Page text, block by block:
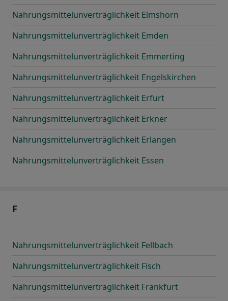
Nahrungsmittelunverträglichkeit Elmshorn
Nahrungsmittelunverträglichkeit Emden
Nahrungsmittelunverträglichkeit Emmerting
Nahrungsmittelunverträglichkeit Engelskirchen
Nahrungsmittelunverträglichkeit Erfurt
Nahrungsmittelunverträglichkeit Erkner
Nahrungsmittelunverträglichkeit Erlangen
Nahrungsmittelunverträglichkeit Essen
F
Nahrungsmittelunverträglichkeit Fellbach
Nahrungsmittelunverträglichkeit Fisch
Nahrungsmittelunverträglichkeit Frankfurt